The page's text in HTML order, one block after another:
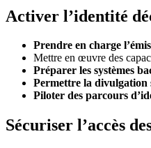
Activer l’identité
Prendre en charge
Mettre en œuvre des
Préparer les systèmes
Permettre la divulgation
Piloter des parcours
Sécuriser l’accès